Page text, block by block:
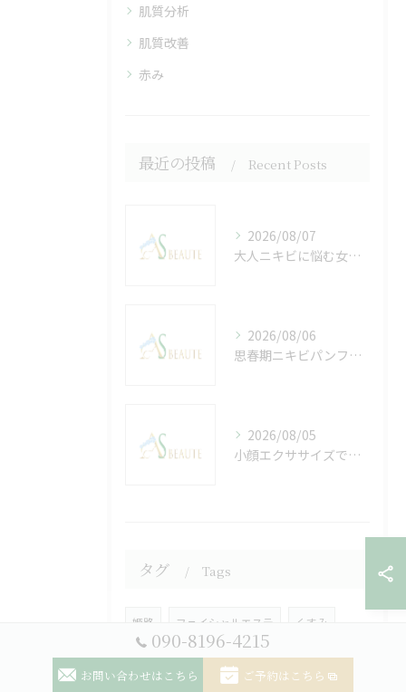
肌質分析
肌質改善
赤み
最近の投稿 Recent Posts
2026/08/07
大人ニキビに悩む女性が兵庫県姫路市で理想の肌を目指す治療と選び方ガイド
2026/08/06
思春期ニキビパンフの正しい使い方と効果的な対策を徹底解説
2026/08/05
小顔エクササイズで兵庫県から理想のフェイスラインを叶える具体的方法とサロン選びのコツ
タグ Tags
姫路 フェイシャルエステ くすみ
アトピー 乾燥 イオン導入
090-8196-4215
お問い合わせはこちら ご予約はこちら